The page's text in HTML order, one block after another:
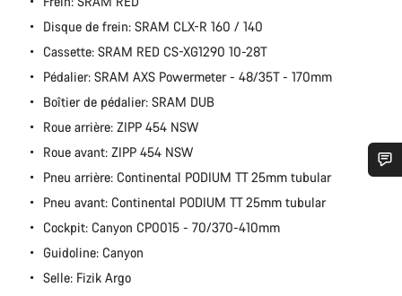
Disque de frein: SRAM CLX-R 160 / 140
Cassette: SRAM RED CS-XG1290 10-28T
Pédalier: SRAM AXS Powermeter - 48/35T - 170mm
Boîtier de pédalier: SRAM DUB
Roue arrière: ZIPP 454 NSW
Roue avant: ZIPP 454 NSW
Pneu arrière: Continental PODIUM TT 25mm tubular
Pneu avant: Continental PODIUM TT 25mm tubular
Cockpit: Canyon CP0015 - 70/370-410mm
Guidoline: Canyon
Selle: Fizik Argo
Besoin d’aide ?
Nos experts du service client vous attendent pour
répondre à vos questions.